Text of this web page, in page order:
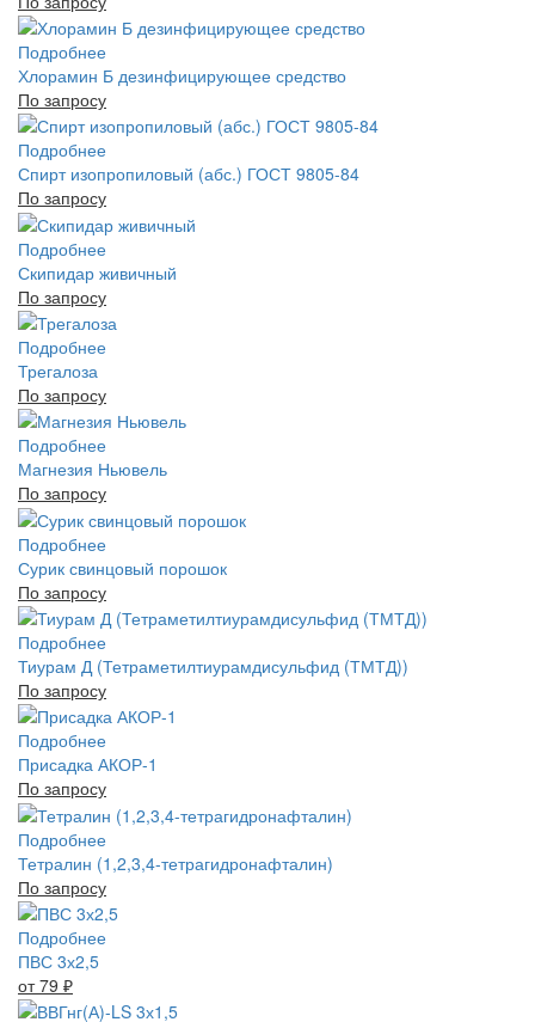
Подробнее
Хлорамин Б дезинфицирующее средство
По запросу
Подробнее
Спирт изопропиловый (абс.) ГОСТ 9805-84
По запросу
Подробнее
Скипидар живичный
По запросу
Подробнее
Трегалоза
По запросу
Подробнее
Магнезия Ньювель
По запросу
Подробнее
Сурик свинцовый порошок
По запросу
Подробнее
Тиурам Д (Тетраметилтиурамдисульфид (ТМТД))
По запросу
Подробнее
Присадка АКОР-1
По запросу
Подробнее
Тетралин (1,2,3,4-тетрагидронафталин)
По запросу
Подробнее
ПВС 3х2,5
от 79 ₽